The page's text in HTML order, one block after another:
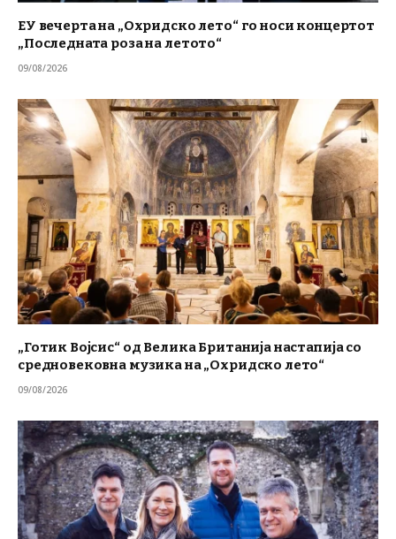
ЕУ вечерта на „Охридско лето“ го носи концертот
„Последната роза на летото“
09/08/2026
„Готик Војсис“ од Велика Британија настапија со
средновековна музика на „Охридско лето“
09/08/2026